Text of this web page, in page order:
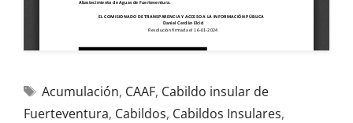
Acumulación, CAAF, Cabildo insular de
Fuerteventura, Cabildos, Cabildos Insulares,